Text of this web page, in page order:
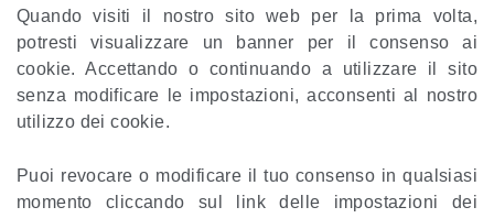
Quando visiti il ​​nostro sito web per la prima volta,
potresti visualizzare un banner per il consenso ai
cookie. Accettando o continuando a utilizzare il sito
senza modificare le impostazioni, acconsenti al nostro
utilizzo dei cookie.
Puoi revocare o modificare il tuo consenso in qualsiasi
momento cliccando sul link delle impostazioni dei